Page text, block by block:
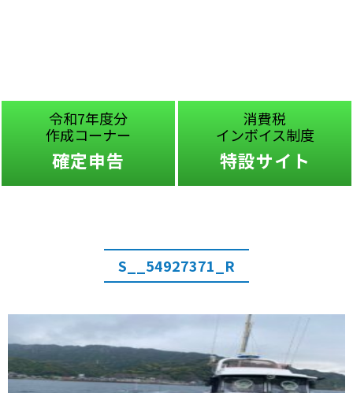
令和7年度分
作成コーナー
確定申告
消費税
インボイス制度
特設サイト
S__54927371_R